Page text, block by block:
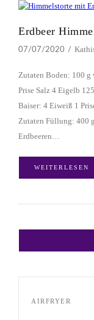
Erdbeer
07/07/2020
Zutaten Boden: 100 g
Prise Salz 4 Eigelb
Baiser: 4 Eiweiß 1
Zutaten Füllung: 400
Erdbeeren…
WEITERLESEN
AIRFRYER